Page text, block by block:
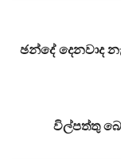
ඡන්දේ දෙනවාද
විල්පත්තු